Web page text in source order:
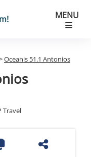
MENU
Oceanis 51.1 Antonios
Travel